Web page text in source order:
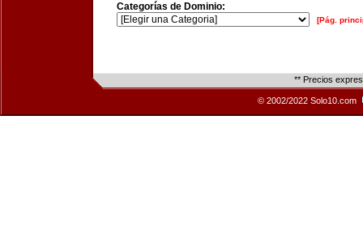
Categorías de Dominio:
[Pág.
** Precios
© 2002/2022 Solo10.com